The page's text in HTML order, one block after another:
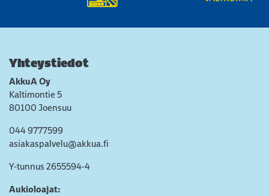
Yhteystiedot
AkkuA Oy
Kaltimontie 5
80100 Joensuu
044 9777599
asiakaspalvelu@akkua.fi
Y-tunnus 2655594-4
Aukioloajat: